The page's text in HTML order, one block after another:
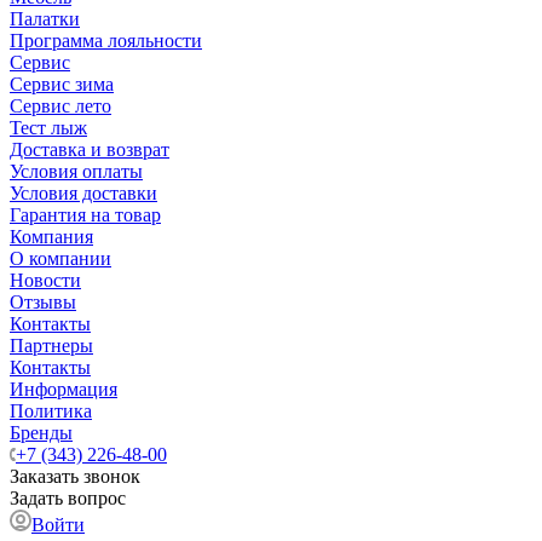
Палатки
Программа лояльности
Сервис
Сервис зима
Сервис лето
Тест лыж
Доставка и возврат
Условия оплаты
Условия доставки
Гарантия на товар
Компания
О компании
Новости
Отзывы
Контакты
Партнеры
Контакты
Информация
Политика
Бренды
+7 (343) 226-48-00
Заказать звонок
Задать вопрос
Войти